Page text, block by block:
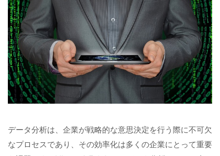
データ分析は、企業が戦略的な意思決定を行う際に不可欠
なプロセスであり、その効率化は多くの企業にとって重要